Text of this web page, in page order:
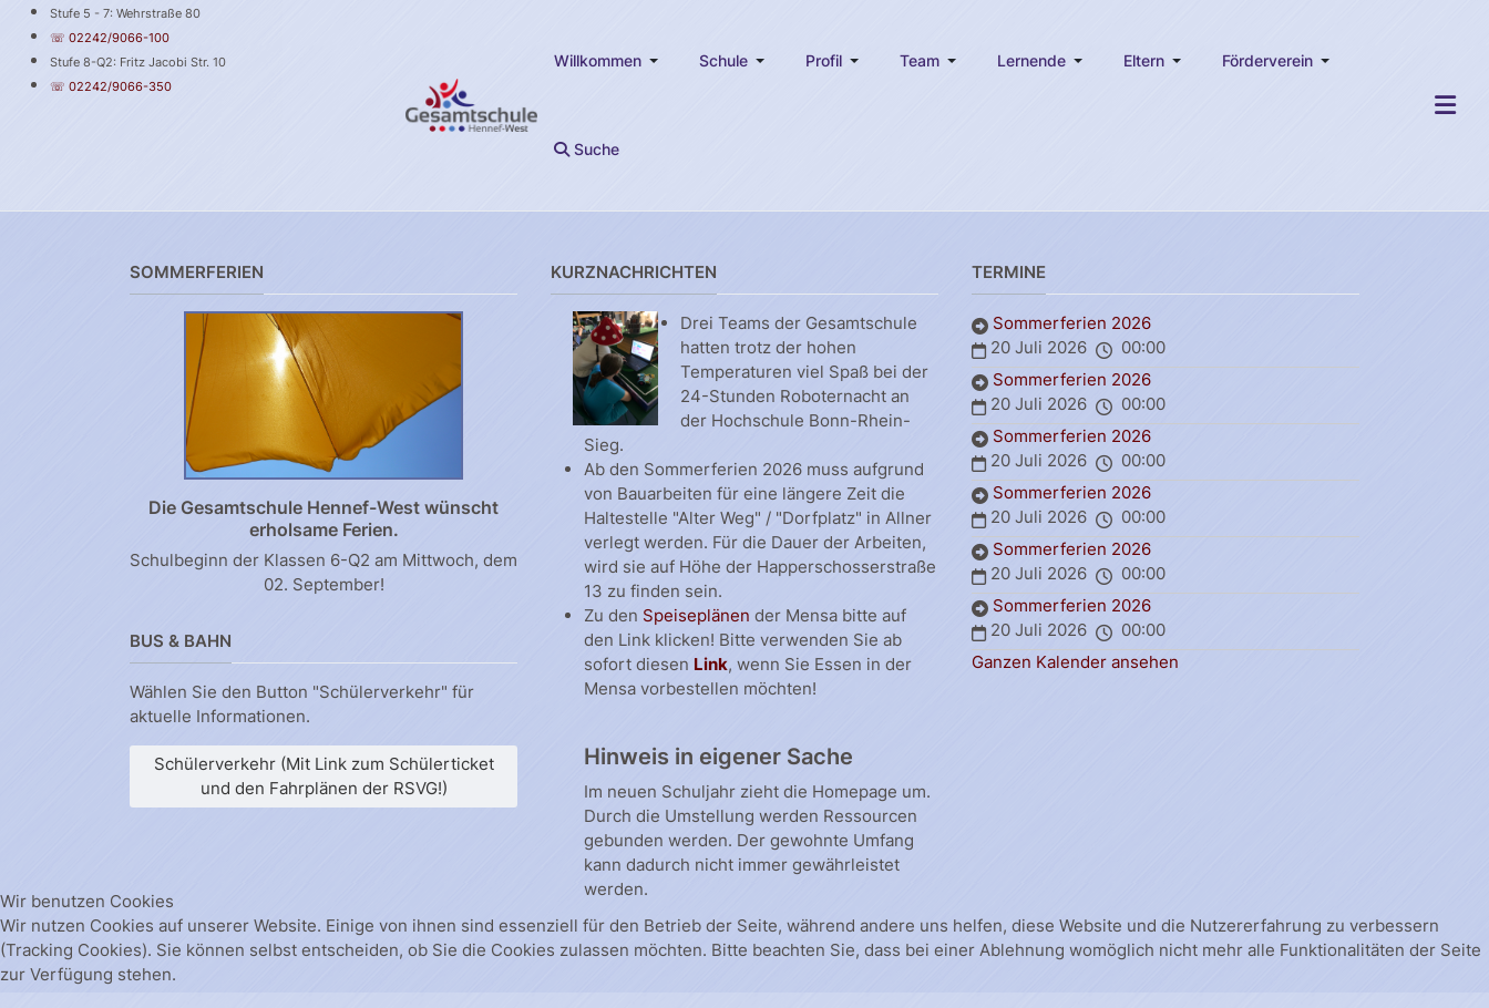
Stufe 5 - 7: Wehrstraße 80
☏ 02242/9066-100
Stufe 8-Q2: Fritz Jacobi Str. 10
☏ 02242/9066-350
Willkommen Schule Profil Team Lernende Eltern Förderverein
Suche
SOMMERFERIEN
Die Gesamtschule Hennef-West wünscht
erholsame Ferien.
Schulbeginn der Klassen 6-Q2 am Mittwoch, dem
02. September!
BUS & BAHN
Wählen Sie den Button "Schülerverkehr" für
aktuelle Informationen.
Schülerverkehr (Mit Link zum Schülerticket
und den Fahrplänen der RSVG!)
KURZNACHRICHTEN
Drei Teams der Gesamtschule
hatten trotz der hohen
Temperaturen viel Spaß bei der
24-Stunden Roboternacht an
der Hochschule Bonn-Rhein-
Sieg.
Ab den Sommerferien 2026 muss aufgrund
von Bauarbeiten für eine längere Zeit die
Haltestelle "Alter Weg" / "Dorfplatz" in Allner
verlegt werden. Für die Dauer der Arbeiten,
wird sie auf Höhe der Happerschosserstraße
13 zu finden sein.
Zu den Speiseplänen der Mensa bitte auf
den Link klicken! Bitte verwenden Sie ab
sofort diesen Link, wenn Sie Essen in der
Mensa vorbestellen möchten!
Hinweis in eigener Sache
Im neuen Schuljahr zieht die Homepage um.
Durch die Umstellung werden Ressourcen
gebunden werden. Der gewohnte Umfang
kann dadurch nicht immer gewährleistet
werden.
TERMINE
Sommerferien 2026
20 Juli 2026
00:00
Sommerferien 2026
20 Juli 2026
00:00
Sommerferien 2026
20 Juli 2026
00:00
Sommerferien 2026
20 Juli 2026
00:00
Sommerferien 2026
20 Juli 2026
00:00
Sommerferien 2026
20 Juli 2026
00:00
Ganzen Kalender ansehen
Wir benutzen Cookies
Wir nutzen Cookies auf unserer Website. Einige von ihnen sind essenziell für den Betrieb der Seite, während andere uns helfen, diese Website und die Nutzererfahrung zu verbessern
(Tracking Cookies). Sie können selbst entscheiden, ob Sie die Cookies zulassen möchten. Bitte beachten Sie, dass bei einer Ablehnung womöglich nicht mehr alle Funktionalitäten der Seite
zur Verfügung stehen.